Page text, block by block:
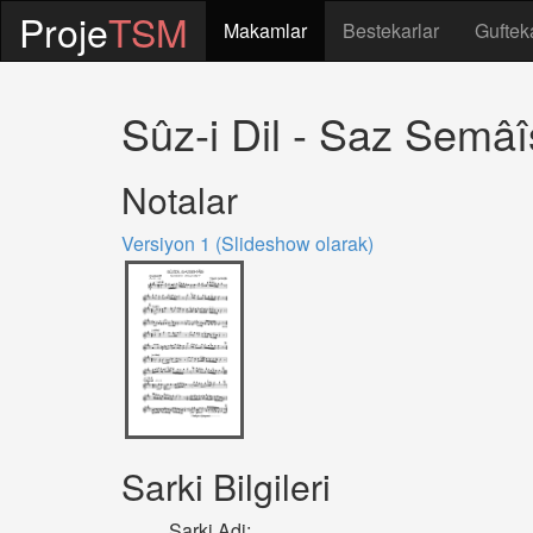
ProjeTSM Makamlar Bestekarlar
Sûz-i Dil - Saz
Notalar
Versiyon 1 (Slideshow olarak)
Sarki Bilgileri